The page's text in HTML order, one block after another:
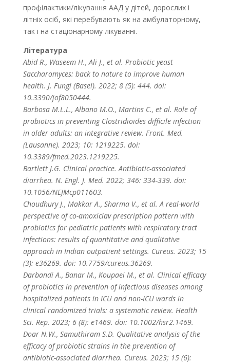
профілактики/лікування ААД у дітей, дорослих і
літніх осіб, які перебувають як на амбулаторному,
так і на стаціонарному лікуванні.
Література
Abid R., Waseem H., Ali J., et al. Probiotic yeast
Saccharomyces: back to nature to improve human
health. J. Fungi (Basel). 2022; 8 (5): 444. doi:
10.3390/jof8050444.
Barbosa M.L.L., Albano M.O., Martins C., et al. Role of
probiotics in preventing Clostridioides difficile infection
in older adults: an integrative review. Front. Med.
(Lausanne). 2023; 10: 1219225. doi:
10.3389/fmed.2023.1219225.
Bartlett J.G. Clinical practice. Antibiotic-associated
diarrhea. N. Engl. J. Med. 2022; 346: 334-339. doi:
10.1056/NEJMcp011603.
Choudhury J., Makkar A., Sharma V., et al. A real-world
perspective of co-amoxiclav prescription pattern with
probiotics for pediatric patients with respiratory tract
infections: results of quantitative and qualitative
approach in Indian outpatient settings. Cureus. 2023; 15
(3): e36269. doi: 10.7759/cureus.36269.
Darbandi A., Banar M., Koupaei M., et al. Clinical efficacy
of probiotics in prevention of infectious diseases among
hospitalized patients in ICU and non-ICU wards in
clinical randomized trials: a systematic review. Health
Sci. Rep. 2023; 6 (8): e1469. doi: 10.1002/hsr2.1469.
Doar N.W., Samuthiram S.D. Qualitative analysis of the
efficacy of probiotic strains in the prevention of
antibiotic-associated diarrhea. Cureus. 2023; 15 (6):